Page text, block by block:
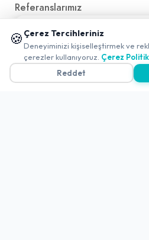
Referanslarımız
İletişim
Dokuz Eylül Üniversitesi
🍪 Çerez Tercihleriniz
Deneyiminizi kişiselleştirmek ve
çerezler kullanıyoruz. Çerez
Reddet
📱 Mobil uygulamamızı